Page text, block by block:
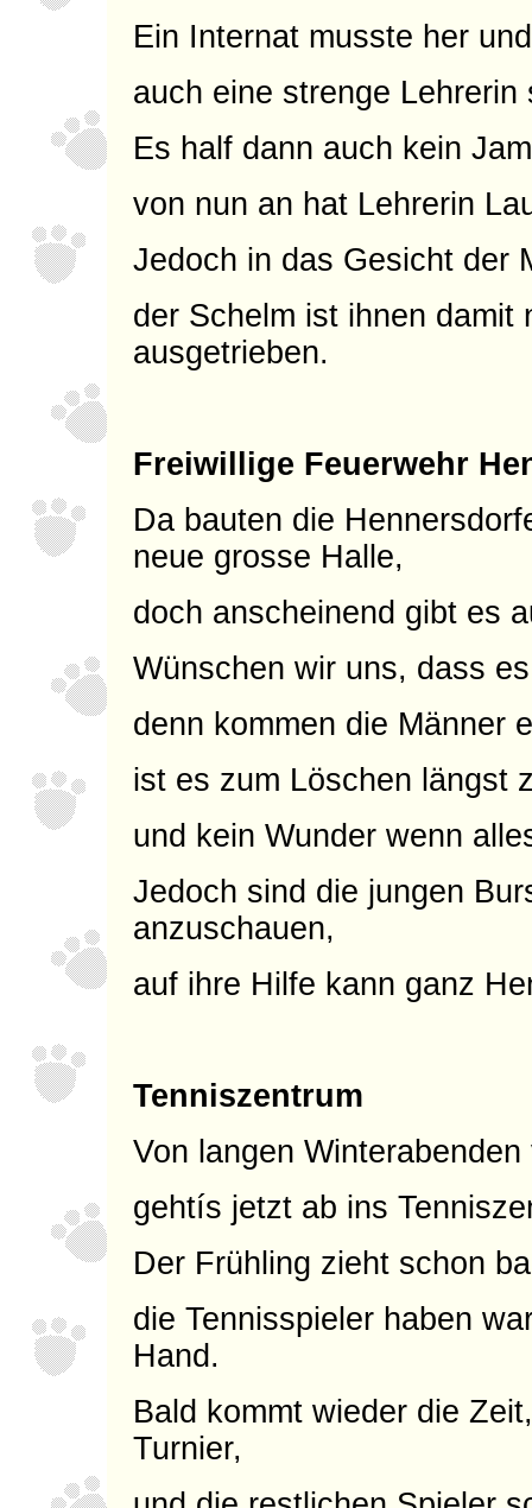
Ein Internat musste her
auch eine strenge
Es half dann auch kein
von nun an hat Lehrerin
Jedoch in das Gesicht der
der Schelm ist ihnen damit
ausgetrieben.
Freiwillige Feuerwehr
Da bauten die
neue grosse Halle,
doch anscheinend gibt es
Wünschen wir uns, dass
denn kommen die Männer
ist es zum Löschen längst
und kein Wunder wenn
Jedoch sind die jungen
anzuschauen,
auf ihre Hilfe kann ganz
Tenniszentrum
Von langen
gehtís jetzt ab ins
Der Frühling zieht schon
die Tennisspieler haben
Hand.
Bald kommt wieder die
Turnier,